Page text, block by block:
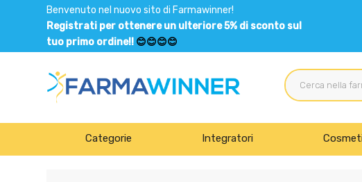
Benvenuto nel nuovo sito di Farmawinner!
Registrati per ottenere un ulteriore 5% di sconto sul
tuo primo ordine!! 😊😊😊😊
Categorie Integratori